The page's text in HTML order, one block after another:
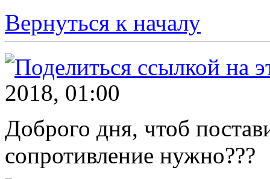
Вернуться к началу
2018, 01:00
Доброго дня, чтоб
сопротивление нужно???